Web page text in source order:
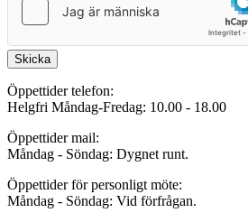
Skicka
Öppettider telefon:
Helgfri Måndag-Fredag: 10.00 - 18.00
Öppettider mail:
Måndag - Söndag: Dygnet runt.
Öppettider för personligt möte:
Måndag - Söndag: Vid förfrågan.